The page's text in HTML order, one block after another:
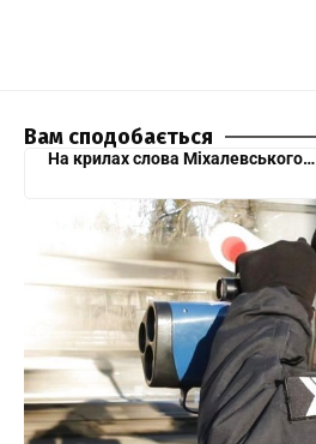
Вам сподобається
На крилах слова Міхалевського…